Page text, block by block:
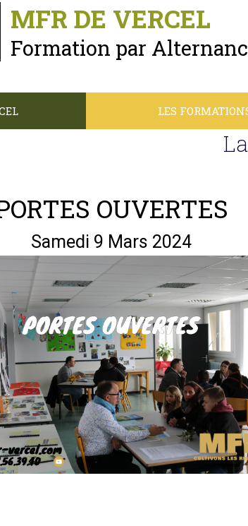
MFR DE VERCEL
Formation par
LES
OUVERTES
Samedi 9 Mars 2024